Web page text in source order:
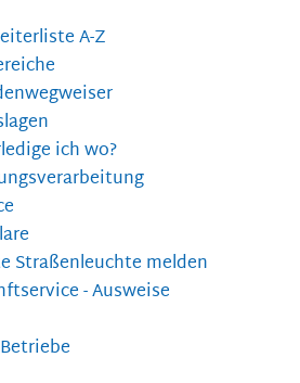
A-Z
ich wo?
Straßenleuchte melden
- Ausweise